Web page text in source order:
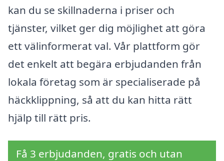
kan du se skillnaderna i priser och
tjänster, vilket ger dig möjlighet att göra
ett välinformerat val. Vår plattform gör
det enkelt att begära erbjudanden från
lokala företag som är specialiserade på
häckklippning, så att du kan hitta rätt
hjälp till rätt pris.
Få 3 erbjudanden, gratis och utan